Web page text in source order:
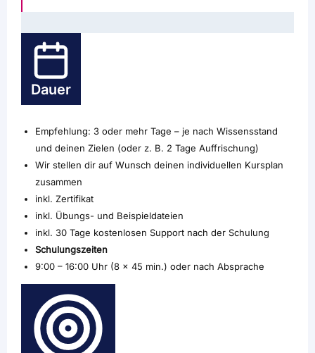
Dauer
Empfehlung: 3 oder mehr Tage – je nach Wissensstand
und deinen Zielen (oder z. B. 2 Tage Auffrischung)
Wir stellen dir auf Wunsch deinen individuellen Kursplan
zusammen
inkl. Zertifikat
inkl. Übungs- und Beispieldateien
inkl. 30 Tage kostenlosen Support nach der Schulung
Schulungszeiten
9:00 – 16:00 Uhr (8 x 45 min.) oder nach Absprache